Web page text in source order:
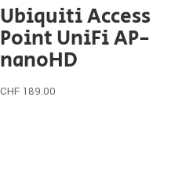
Ubiquiti Access
Point UniFi AP-
nanoHD
CHF 189.00